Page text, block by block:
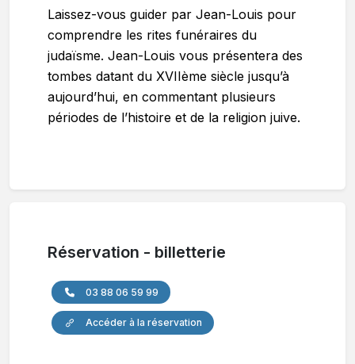
Laissez-vous guider par Jean-Louis pour
comprendre les rites funéraires du
judaïsme. Jean-Louis vous présentera des
tombes datant du XVIIème siècle jusqu’à
aujourd’hui, en commentant plusieurs
périodes de l’histoire et de la religion juive.
Réservation - billetterie
03 88 06 59 99
Accéder à la réservation